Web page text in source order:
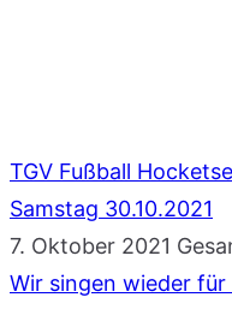
TGV Fußball
Samstag 30.10.2021
7. Oktober 2021
Wir singen wieder für